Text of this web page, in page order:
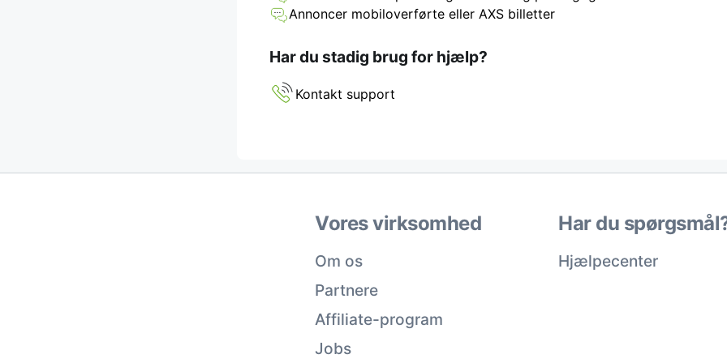
Annoncer mobiloverførte eller AXS billetter
Har du stadig brug for hjælp?
Kontakt support
Vores virksomhed
Om os
Partnere
Affiliate-program
Jobs
Har du
Hjælpecenter